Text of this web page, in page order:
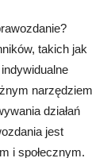
takich jak
narzędziem
działań
jest
i społecznym.